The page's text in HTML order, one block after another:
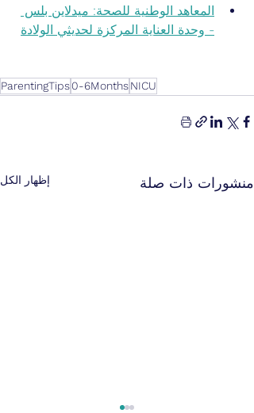
المعاهد الوطنية للصحة: ميدلاين بلس
- وحدة العناية المركزة لحديثي الولادة
NICU
0-6Months
ParentingTips
منشورات ذات صلة إظهار الكل